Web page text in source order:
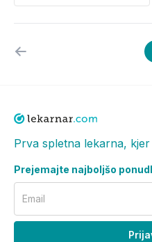
Prva spletna lekarna,
Prejemajte najboljšo
Email